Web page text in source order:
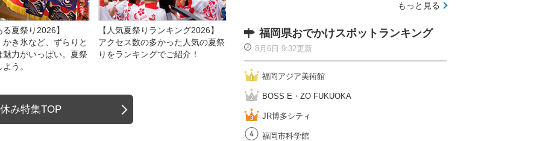
夏祭り2026】
かき氷など、ずらりと
魅力がいっぱい。夏祭
う。
【人気夏祭りランキング2026】
アクセス数の多かった人気の夏祭
りをランキングでご紹介！
み特集TOP
もっと見る
福岡県おでかけスポットランキング
8月6日 9:32更新
福岡アジア美術館
BOSS E・ZO FUKUOKA
JR博多シティ
福岡市科学館